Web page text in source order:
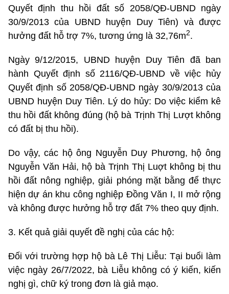
Quyết định thu hồi đất số 2058/QĐ-UBND ngày
30/9/2013 của UBND huyện Duy Tiên) và được
hưởng đất hỗ trợ 7%, tương ứng là 32,76m2.
Ngày 9/12/2015, UBND huyện Duy Tiên đã ban
hành Quyết định số 2116/QĐ-UBND về việc hủy
Quyết định số 2058/QĐ-UBND ngày 30/9/2013 của
UBND huyện Duy Tiên. Lý do hủy: Do việc kiểm kê
thu hồi đất không đúng (hộ bà Trịnh Thị Lượt không
có đất bị thu hồi).
Do vậy, các hộ ông Nguyễn Duy Phương, hộ ông
Nguyễn Văn Hải, hộ bà Trịnh Thị Luợt không bị thu
hồi đất nông nghiệp, giải phóng mặt bằng để thực
hiện dự án khu công nghiệp Đồng Văn I, II mở rộng
và không được hưởng hỗ trợ đất 7% theo quy định.
3. Kết quả giải quyết đề nghị của các hộ:
Đối với trường hợp hộ bà Lê Thị Liễu: Tại buổi làm
việc ngày 26/7/2022, bà Liễu không có ý kiến, kiến
nghị gì, chữ ký trong đơn là giả mạo.